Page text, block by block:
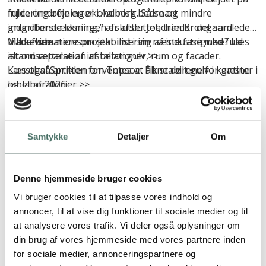
Samtykke Detaljer Om
Denne hjemmeside bruger cookies
Vi bruger cookies til at tilpasse vores indhold og
annoncer, til at vise dig funktioner til sociale medier og til
at analysere vores trafik. Vi deler også oplysninger om
din brug af vores hjemmeside med vores partnere inden
for sociale medier, annonceringspartnere og
injicering ofte en økonomisk bedre og mindre
indgribende løsning,” afslutter Joachim Krongaard-
Mikkelsen.
fulde omdrejninger i Aalborg. Så snart
grundforstærkningen er afsluttet, træder det samlede
transformationsprojekt ind i sin næste fase med fuld
istandsættelse af installationer, rum og facader.
Kunsthal Spritten forventes at åbne dørene for gæster i
løbet af 2026.
Vil du vide mere om stabilisering af industrigulve? Læs
alt omreparation af betongulv>>
Læs også artiklen om Topsoe:Fik stabilt gulv i kantine
og laboratorier >>
GeoPlus®
Læs referencen